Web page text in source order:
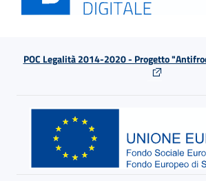
POC Legalità 2014-2020 - Progetto